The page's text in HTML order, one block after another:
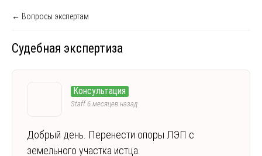
← Вопросы экспертам
Судебная экспертиза
Консультация
Staff6 месяцев назад
Добрый день. Перенести опоры ЛЭП с
земельного участка истца.